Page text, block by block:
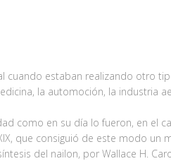
cuando estaban realizando otro
la automoción, la industria
como en su día lo fueron, en el
que consiguió de este modo un
del nailon, por Wallace H.